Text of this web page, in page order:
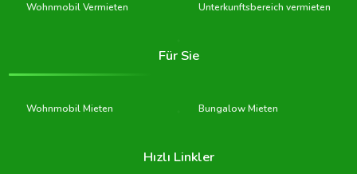
Wohnmobil Vermieten Unterkunftsbereich vermieten
Für Sie
Wohnmobil Mieten Bungalow Mieten
Hızlı Linkler